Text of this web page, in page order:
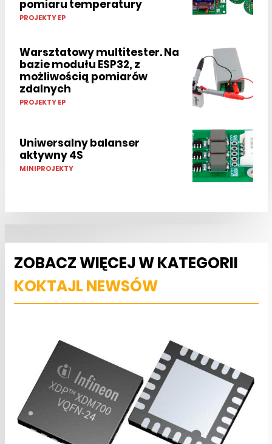
pomiaru temperatury
PROJEKTY EP
Warsztatowy multitester. Na
bazie modułu ESP32, z
możliwością pomiarów
zdalnych
PROJEKTY EP
Uniwersalny balanser
aktywny 4S
MINIPROJEKTY
ZOBACZ WIĘCEJ W KATEGORII
KOKTAJL NEWSÓW